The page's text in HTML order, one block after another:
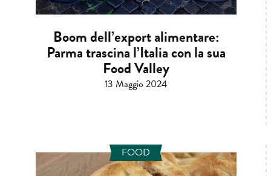
Boom dell’export alimentare:
Parma trascina l’Italia con la sua
Food Valley
13 Maggio 2024
FOOD